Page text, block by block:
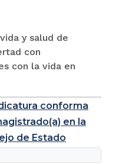
y salud de
con
con la vida en
conforma
en la
de Estado